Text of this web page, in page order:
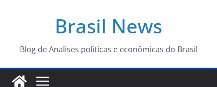
conteúdo
Brasil News
Blog de Analises politicas e econômicas do Brasil